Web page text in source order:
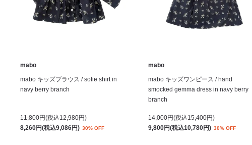
mabo
mabo キッズブラウス / sofie shirt in
navy berry branch
11,800円(税込12,980円)
8,260円(税込9,086円) 30% OFF
mabo
mabo キッズワンピース / hand
smocked gemma dress in navy berry
branch
14,000円(税込15,400円)
9,800円(税込10,780円) 30% OFF